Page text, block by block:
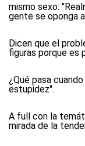
mismo sexo:
gente se oponga
Dicen que el
figuras porque es
¿Qué pasa
estupidez".
A full con la
mirada de la